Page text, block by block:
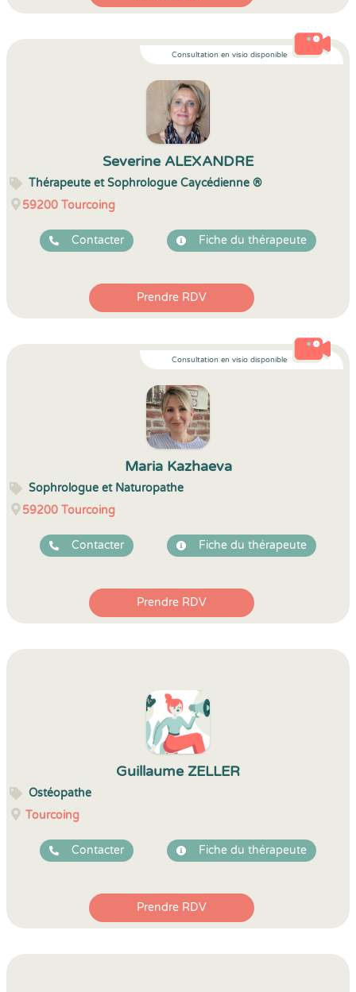
Consultation en visio disponible
Severine ALEXANDRE
Thérapeute et Sophrologue Caycédienne ®
59200 Tourcoing
Contacter Fiche du thérapeute
Prendre RDV
Consultation en visio disponible
Maria Kazhaeva
Sophrologue et Naturopathe
59200 Tourcoing
Contacter Fiche du thérapeute
Prendre RDV
Guillaume ZELLER
Ostéopathe
Tourcoing
Contacter Fiche du thérapeute
Prendre RDV